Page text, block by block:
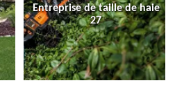
Entreprise de taille de haie
27